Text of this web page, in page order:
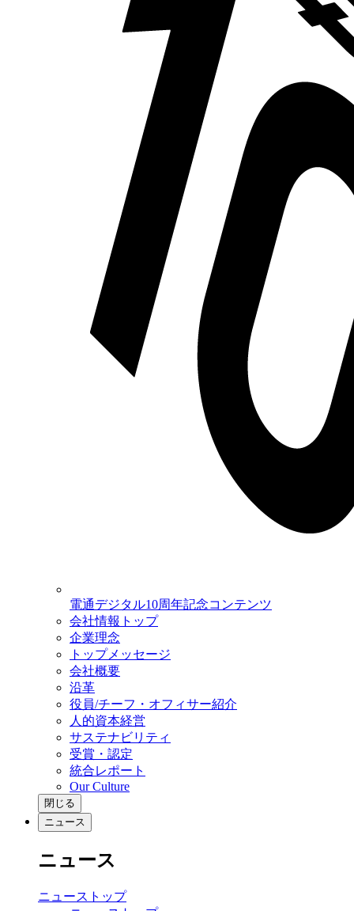
電通デジタル10周年記念コンテンツ
会社情報トップ
企業理念
トップメッセージ
会社概要
沿革
役員/チーフ・オフィサー紹介
人的資本経営
サステナビリティ
受賞・認定
統合レポート
Our Culture
閉じる
ニュース
ニュース
ニューストップ